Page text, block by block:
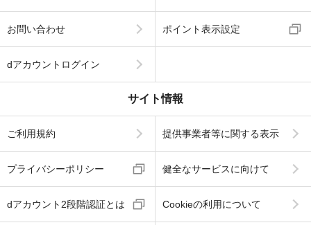
お問い合わせ ポイント表示設定
dアカウントログイン
サイト情報
ご利用規約 提供事業者等に関する表示
プライバシーポリシー 健全なサービスに向けて
dアカウント2段階認証とは Cookieの利用について